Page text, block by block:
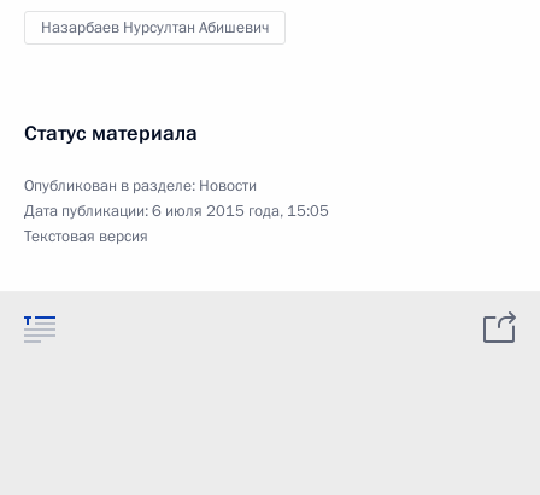
Назарбаев Нурсултан Абишевич
Статус материала
Опубликован в разделе: Новости
Дата публикации:6 июля 2015 года, 15:05
Текстовая версия